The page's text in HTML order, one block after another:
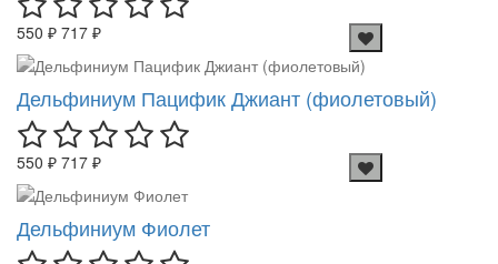
550 ₽ 717 ₽
Дельфиниум Пацифик Джиант (фиолетовый)
550 ₽ 717 ₽
Дельфиниум Фиолет